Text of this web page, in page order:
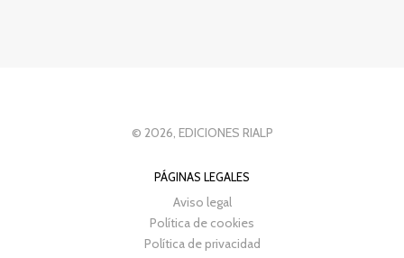
© 2026, EDICIONES RIALP
PÁGINAS LEGALES
Aviso legal
Política de cookies
Política de privacidad